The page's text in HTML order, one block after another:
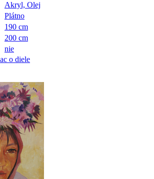
Akryl, Olej
Plátno
190 cm
200 cm
nie
o diele